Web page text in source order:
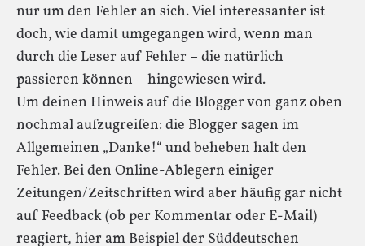
nur um den Fehler an sich. Viel interessanter ist
doch, wie damit umgegangen wird, wenn man
durch die Leser auf Fehler – die natürlich
passieren können – hingewiesen wird.
Um deinen Hinweis auf die Blogger von ganz oben
nochmal aufzugreifen: die Blogger sagen im
Allgemeinen „Danke!“ und beheben halt den
Fehler. Bei den Online-Ablegern einiger
Zeitungen/Zeitschriften wird aber häufig gar nicht
auf Feedback (ob per Kommentar oder E-Mail)
reagiert, hier am Beispiel der Süddeutschen